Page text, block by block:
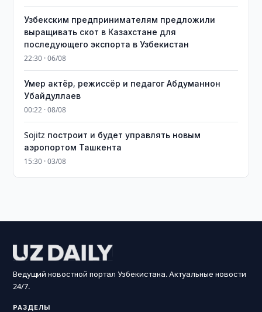
Узбекским предпринимателям предложили
выращивать скот в Казахстане для
последующего экспорта в Узбекистан
22:30 · 06/08
Умер актёр, режиссёр и педагог Абдуманнон
Убайдуллаев
00:22 · 08/08
Sojitz построит и будет управлять новым
аэропортом Ташкента
15:30 · 03/08
Ведущий новостной портал Узбекистана. Актуальные новости
24/7.
РАЗДЕЛЫ